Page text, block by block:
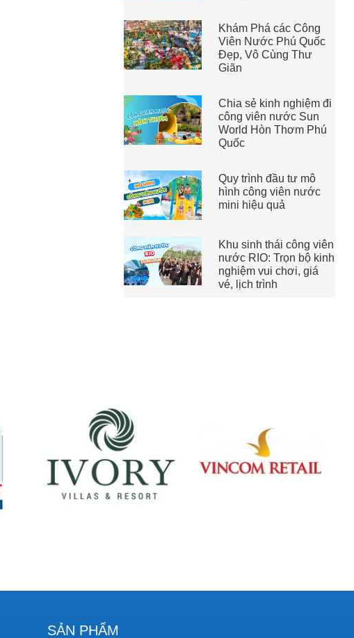
Khám Phá các Công
Viên Nước Phú Quốc
Đẹp, Vô Cùng Thư
Giãn
Chia sẻ kinh nghiệm đi
công viên nước Sun
World Hòn Thơm Phú
Quốc
Quy trình đầu tư mô
hình công viên nước
mini hiệu quả
Khu sinh thái công viên
nước RIO: Trọn bộ kinh
nghiệm vui chơi, giá
vé, lịch trình
SẢN PHẨM